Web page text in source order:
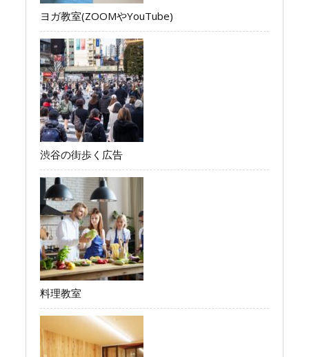
ヨガ教室(ZOOMやYouTube)
渋谷の街歩く広告
料理教室